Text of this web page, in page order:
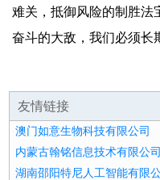
难关，抵御风险的制胜法
奋斗的大敌，我们必须长
友情链接
澳门如意生物科技有限公司
内蒙古翰铭信息技术有限公司
湖南邵阳特尼人工智能有限